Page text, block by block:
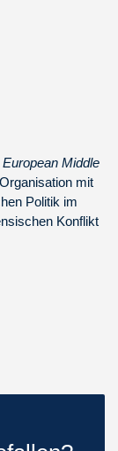
European Middle
mit
Politik im
Konflikt